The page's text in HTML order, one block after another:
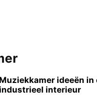
Muziekkamer ideeën in
industrieel interieur